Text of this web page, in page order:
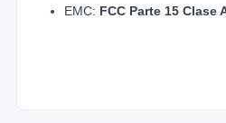
EMC: FCC Parte 15 Clase